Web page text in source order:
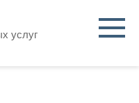
услуг